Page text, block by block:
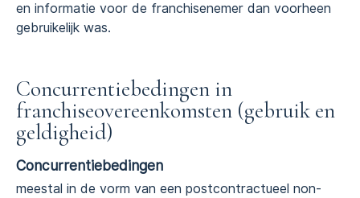
en informatie voor de franchisenemer dan voorheen
gebruikelijk was.
Concurrentiebedingen in
franchiseovereenkomsten (gebruik en
geldigheid)
Concurrentiebedingen
meestal in de vorm van een postcontractueel non-